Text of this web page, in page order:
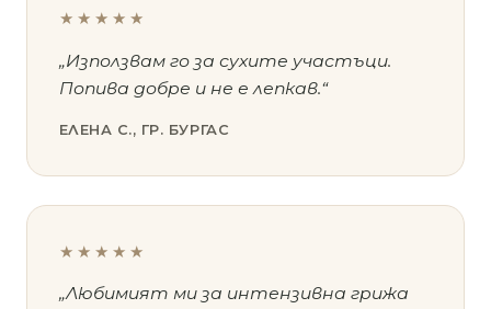
★★★★★
„Използвам го за сухите участъци.
Попива добре и не е лепкав.“
ЕЛЕНА С., ГР. БУРГАС
★★★★★
„Любимият ми за интензивна грижа